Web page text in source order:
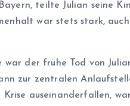
teilte Julian seine
war stets stark,
der frühe Tod von
zur zentralen
auseinanderfallen,